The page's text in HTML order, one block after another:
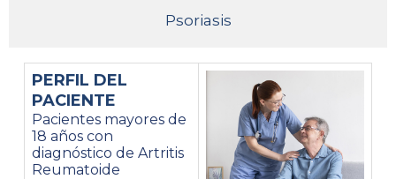
Psoriasis
PERFIL DEL
PACIENTE
Pacientes mayores de
18 años con
diagnóstico de Artritis
Reumatoide